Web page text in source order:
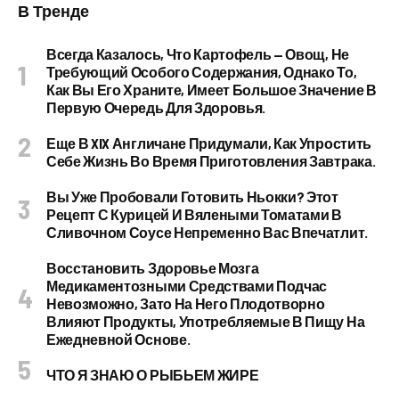
В Тренде
Всегда Казалось, Что Картофель — Овощ, Не
Требующий Особого Содержания, Однако То,
Как Вы Его Храните, Имеет Большое Значение В
Первую Очередь Для Здоровья.
Еще В XIX Англичане Придумали, Как Упростить
Себе Жизнь Во Время Приготовления Завтрака.
Вы Уже Пробовали Готовить Ньокки? Этот
Рецепт С Курицей И Вялеными Томатами В
Сливочном Соусе Непременно Вас Впечатлит.
Восстановить Здоровье Мозга
Медикаментозными Средствами Подчас
Невозможно, Зато На Него Плодотворно
Влияют Продукты, Употребляемые В Пищу На
Ежедневной Основе.
ЧТО Я ЗНАЮ О РЫБЬЕМ ЖИРЕ